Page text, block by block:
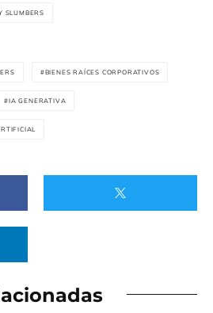
SLUMBERS
BIENES RAÍCES CORPORATIVOS
IA GENERATIVA